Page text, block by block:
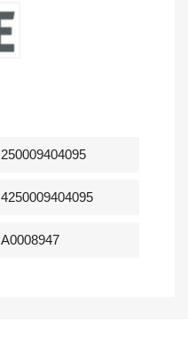
250009404095
4250009404095
A0008947